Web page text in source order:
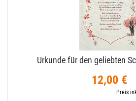
Urkunde für den geliebten
12,00 €
Preis